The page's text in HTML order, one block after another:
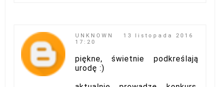
UNKNOWN
13 listopada 2016
17:20
piękne, świetnie podkreślają
urodę :)